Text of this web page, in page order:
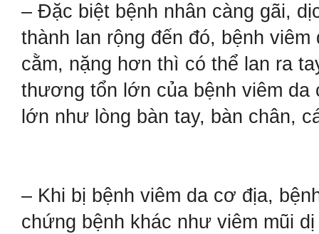
– Đặc biệt bệnh nhân càng gãi,
thành lan rộng đến đó, bệnh
cằm, nặng hơn thì có thể lan ra
thương tổn lớn của bệnh viêm
lớn như lòng bàn tay, bàn chân,
– Khi bị bệnh viêm da cơ địa,
chứng bệnh khác như viêm mũi